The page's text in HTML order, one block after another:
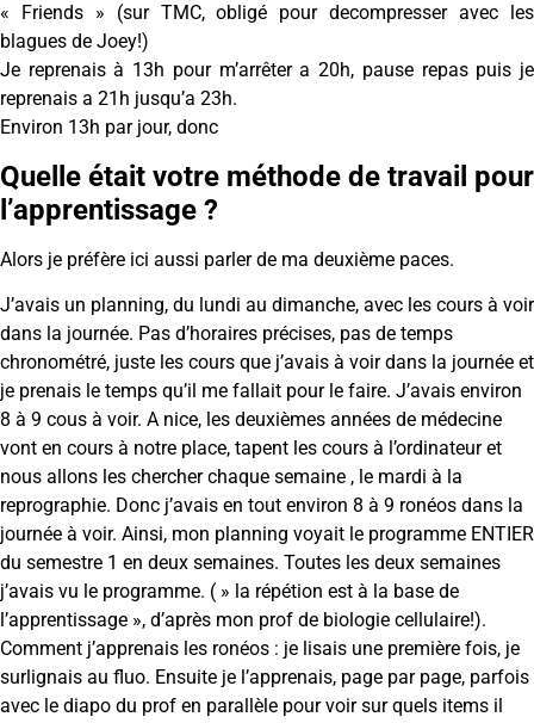
« Friends » (sur TMC, obligé pour decompresser avec les
blagues de Joey!)
Je reprenais à 13h pour m’arrêter a 20h, pause repas puis je
reprenais a 21h jusqu’a 23h.
Environ 13h par jour, donc
Quelle était votre méthode de travail pour
l’apprentissage ?
Alors je préfère ici aussi parler de ma deuxième paces.
J’avais un planning, du lundi au dimanche, avec les cours à voir
dans la journée. Pas d’horaires précises, pas de temps
chronométré, juste les cours que j’avais à voir dans la journée et
je prenais le temps qu’il me fallait pour le faire. J’avais environ
8 à 9 cous à voir. A nice, les deuxièmes années de médecine
vont en cours à notre place, tapent les cours à l’ordinateur et
nous allons les chercher chaque semaine , le mardi à la
reprographie. Donc j’avais en tout environ 8 à 9 ronéos dans la
journée à voir. Ainsi, mon planning voyait le programme ENTIER
du semestre 1 en deux semaines. Toutes les deux semaines
j’avais vu le programme. ( » la répétion est à la base de
l’apprentissage », d’après mon prof de biologie cellulaire!).
Comment j’apprenais les ronéos : je lisais une première fois, je
surlignais au fluo. Ensuite je l’apprenais, page par page, parfois
avec le diapo du prof en parallèle pour voir sur quels items il